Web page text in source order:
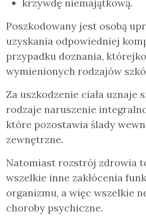
krzywdę niemajątkową.
Poszkodowany jest osobą
uzyskania odpowiedniej
przypadku doznania,
wymienionych rodzajów
Za uszkodzenie ciała uznaje
rodzaje naruszenie
które pozostawia ślady
zewnętrzne.
Natomiast rozstrój zdrowia
wszelkie inne zakłócenia
organizmu, a więc wszelkie
choroby psychiczne.